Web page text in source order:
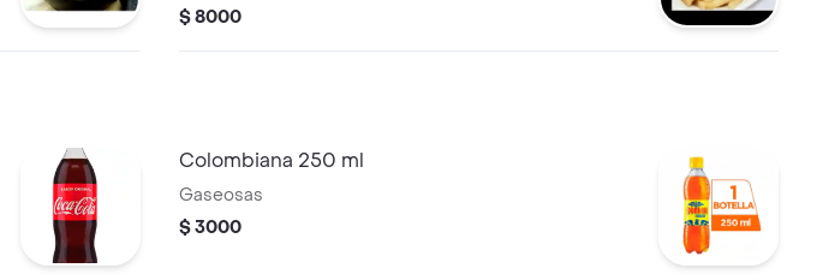
$ 8000
Colombiana 250 ml
Gaseosas
$ 3000